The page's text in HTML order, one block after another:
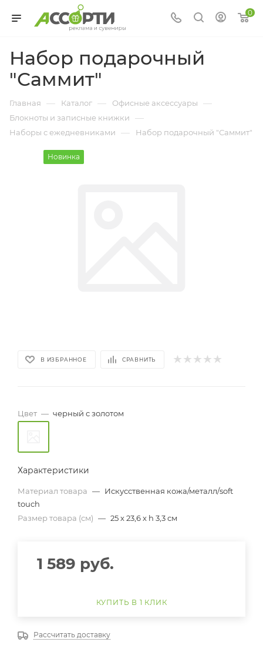
0
Набор подарочный
"Саммит"
Главная — Каталог — Офисные аксессуары —
Блокноты и записные книжки —
Наборы с ежедневниками — Набор подарочный "Саммит"
Новинка
В ИЗБРАННОЕ СРАВНИТЬ
Цвет — черный с золотом
Характеристики
Материал товара — Искусственная кожа/металл/soft
touch
Размер товара (см) — 25 х 23,6 х h 3,3 см
1 589 руб.
КУПИТЬ В 1 КЛИК
Рассчитать доставку